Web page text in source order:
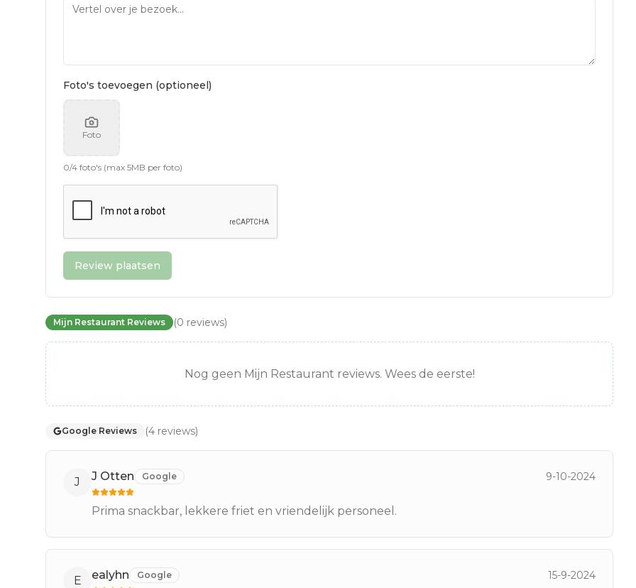
Foto's toevoegen (optioneel)
Foto
0/4 foto's (max 5MB per foto)
Review plaatsen
Mijn Restaurant Reviews (0 reviews)
Nog geen Mijn Restaurant reviews. Wees de eerste!
Google Reviews (4 reviews)
J J Otten Google 9-10-2024
Prima snackbar, lekkere friet en vriendelijk personeel.
E ealyhn Google 15-9-2024